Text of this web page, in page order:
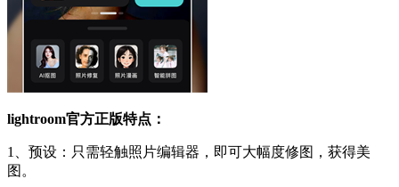
lightroom官方正版特点：
1、预设：只需轻触照片编辑器，即可大幅度修图，获得美
图。